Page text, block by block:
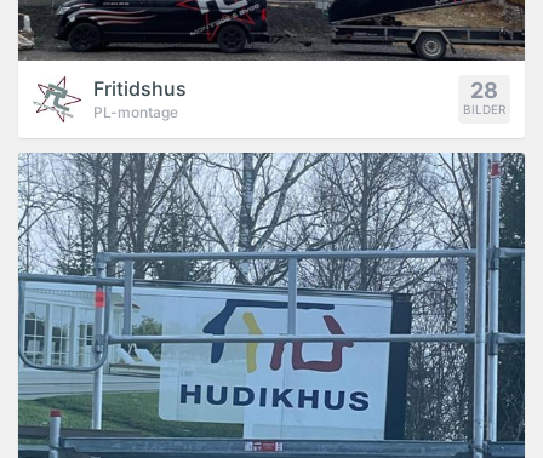
28
BILDER
Fritidshus
PL-montage